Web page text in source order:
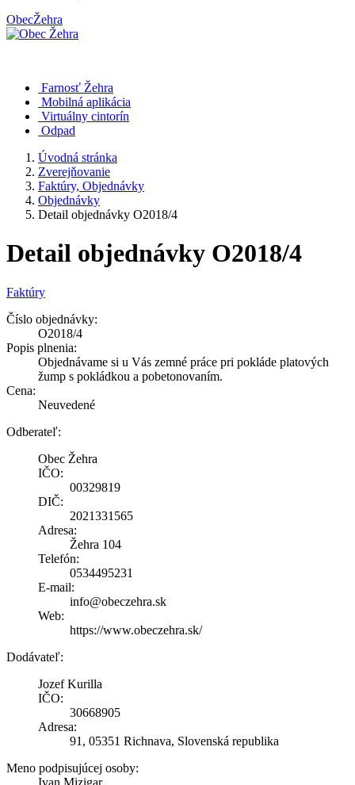
ObecŽehra
Farnosť Žehra
Mobilná aplikácia
Virtuálny cintorín
Odpad
Úvodná stránka
Zverejňovanie
Faktúry, Objednávky
Objednávky
Detail objednávky O2018/4
Detail objednávky O2018/4
Faktúry
Číslo objednávky:
O2018/4
Popis plnenia:
Objednávame si u Vás zemné práce pri pokláde platových
žump s pokládkou a pobetonovaním.
Cena:
Neuvedené
Odberateľ:
Obec Žehra
IČO:
00329819
DIČ:
2021331565
Adresa:
Žehra 104
Telefón:
0534495231
E-mail:
info@obeczehra.sk
Web:
https://www.obeczehra.sk/
Dodávateľ:
Jozef Kurilla
IČO:
30668905
Adresa:
91, 05351 Richnava, Slovenská republika
Meno podpisujúcej osoby:
Ivan Mizigar